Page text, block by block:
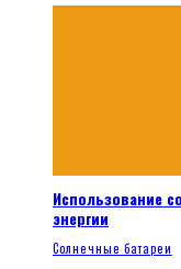
Использование
энергии
Солнечные батареи